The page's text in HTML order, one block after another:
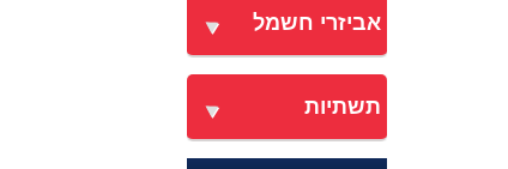
אביזרי חשמל
תשתיות